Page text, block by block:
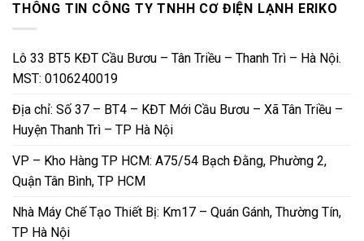
THÔNG TIN CÔNG TY TNHH CƠ ĐIỆN LẠNH ERIKO
Lô 33 BT5 KĐT Cầu Bươu – Tân Triều – Thanh Trì – Hà Nội.
MST: 0106240019
Địa chỉ: Số 37 – BT4 – KĐT Mới Cầu Bươu – Xã Tân Triều –
Huyện Thanh Trì – TP Hà Nội
VP – Kho Hàng TP HCM: A75/54 Bạch Đằng, Phường 2,
Quận Tân Bình, TP HCM
Nhà Máy Chế Tạo Thiết Bị: Km17 – Quán Gánh, Thường Tín,
TP Hà Nội